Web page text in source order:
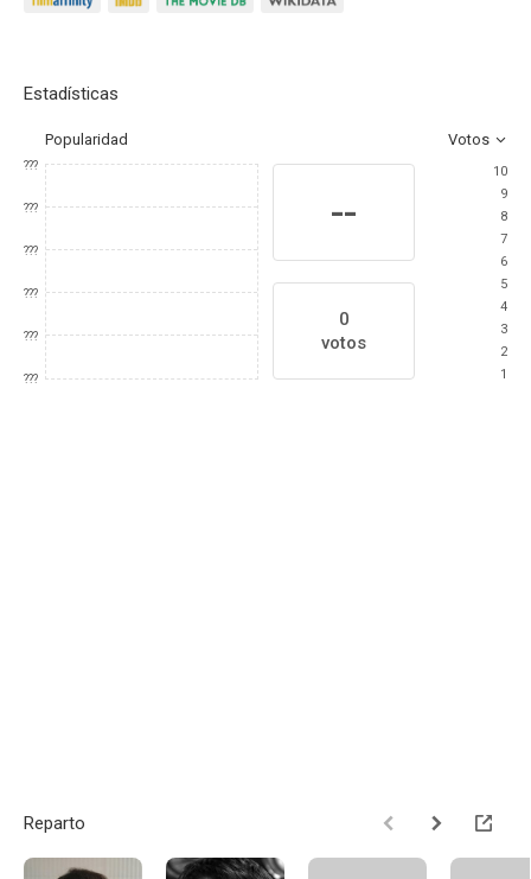
Estadísticas
Popularidad Votos
???
???
???
???
???
???
--
0
votos
10
9
8
7
6
5
4
3
2
1
Reparto